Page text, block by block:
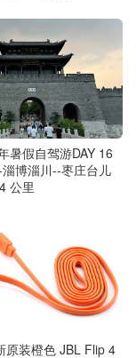
暑假自驾游DAY 16
博淄川--枣庄台儿
公里
原装橙色 JBL Flip 4